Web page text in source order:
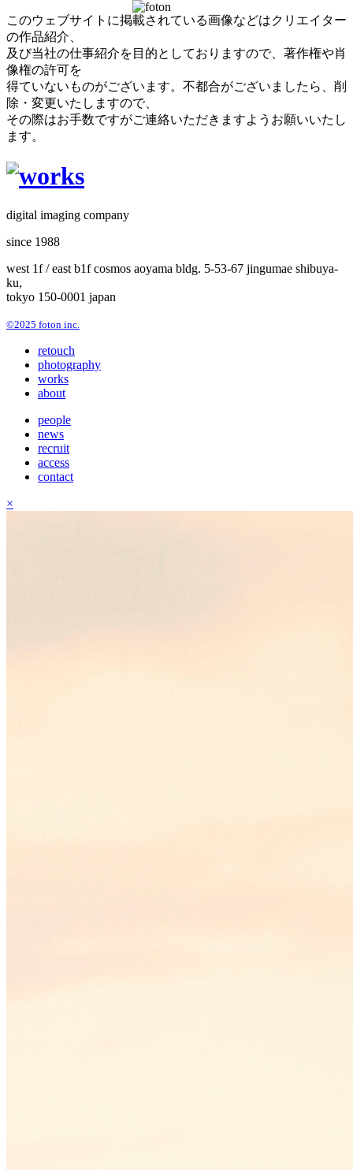
このウェブサイトに掲載されている画像などはクリエイター
の作品紹介、
及び当社の仕事紹介を目的としておりますので、著作権や肖
像権の許可を
得ていないものがございます。不都合がございましたら、削
除・変更いたしますので、
その際はお手数ですがご連絡いただきますようお願いいたし
ます。
digital imaging company
since 1988
west 1f / east b1f cosmos aoyama bldg. 5-53-67 jingumae shibuya-
ku,
tokyo 150-0001 japan
©2025 foton inc.
retouch
photography
works
about
people
news
recruit
access
contact
×